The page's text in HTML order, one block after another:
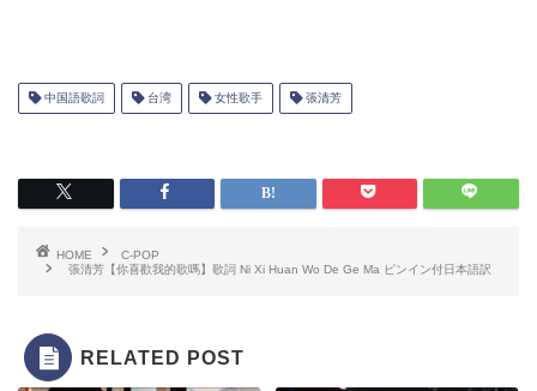
中国語歌詞 台湾 女性歌手 張清芳
HOME
C-POP
張清芳【你喜歡我的歌嗎】歌詞 Ni Xi Huan Wo De Ge Ma ピンイン付日本語訳
RELATED POST